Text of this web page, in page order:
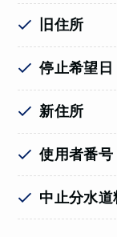
旧住所
停止希望日
新住所
使用者番号
中止分水